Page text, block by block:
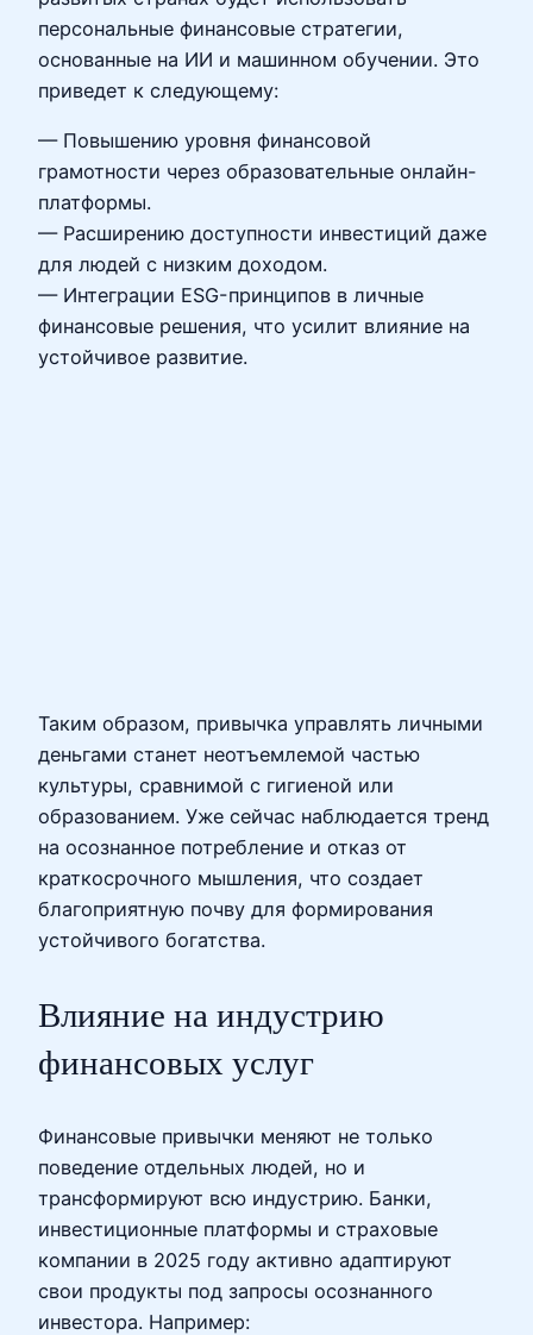
персональные финансовые стратегии,
основанные на ИИ и машинном обучении. Это
приведет к следующему:
— Повышению уровня финансовой
грамотности через образовательные онлайн-
платформы.
— Расширению доступности инвестиций даже
для людей с низким доходом.
— Интеграции ESG-принципов в личные
финансовые решения, что усилит влияние на
устойчивое развитие.
Таким образом, привычка управлять личными
деньгами станет неотъемлемой частью
культуры, сравнимой с гигиеной или
образованием. Уже сейчас наблюдается тренд
на осознанное потребление и отказ от
краткосрочного мышления, что создает
благоприятную почву для формирования
устойчивого богатства.
Влияние на индустрию
финансовых услуг
Финансовые привычки меняют не только
поведение отдельных людей, но и
трансформируют всю индустрию. Банки,
инвестиционные платформы и страховые
компании в 2025 году активно адаптируют
свои продукты под запросы осознанного
инвестора. Например: